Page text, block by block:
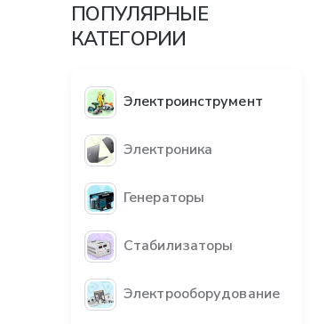
ПОПУЛЯРНЫЕ
КАТЕГОРИИ
Электроинструмент
Электроника
Генераторы
Стабилизаторы
Электрооборудование